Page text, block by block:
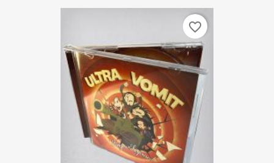
favorite_border